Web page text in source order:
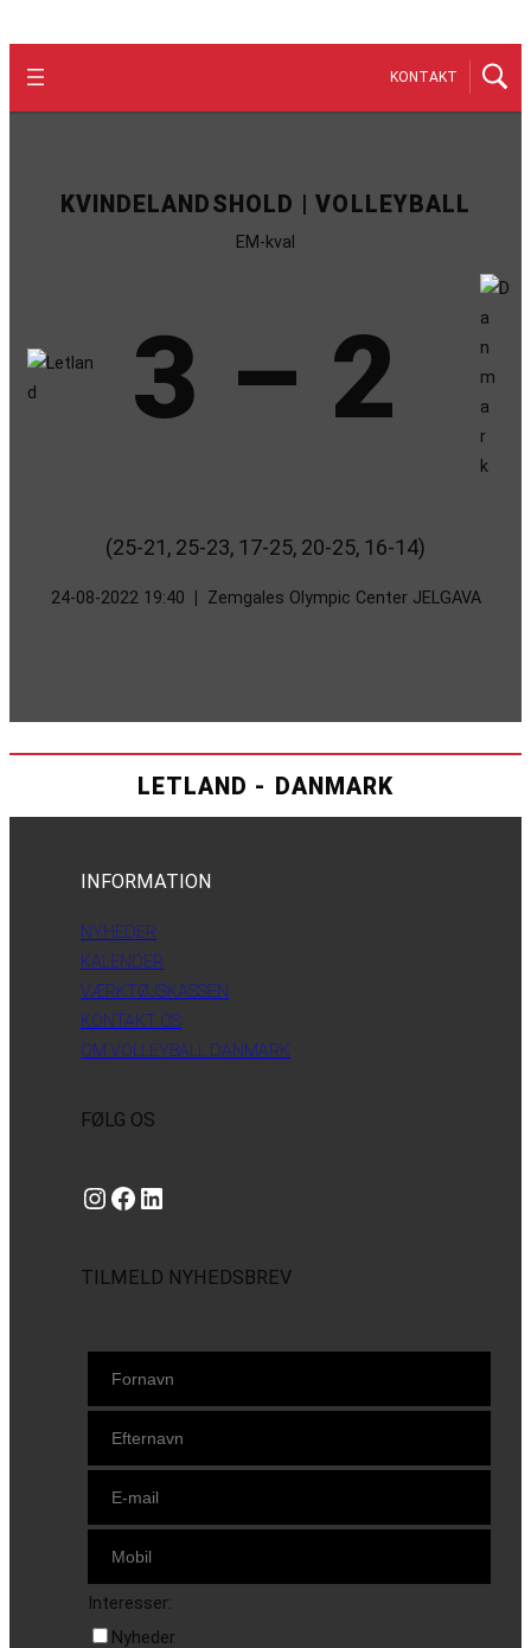
KONTAKT
KVINDELANDSHOLD | VOLLEYBALL
EM-kval
3 – 2
(25-21, 25-23, 17-25, 20-25, 16-14)
24-08-2022 19:40 Zemgales Olympic Center JELGAVA
LETLAND - DANMARK
INFORMATION
NYHEDER
KALENDER
VÆRKTØJSKASSEN
KONTAKT OS
OM VOLLEYBALL DANMARK
FØLG OS
Instagram https://www.facebook.com/danishbeachvolleytour LinkedIn
TILMELD NYHEDSBREV
Interesser:
Nyheder